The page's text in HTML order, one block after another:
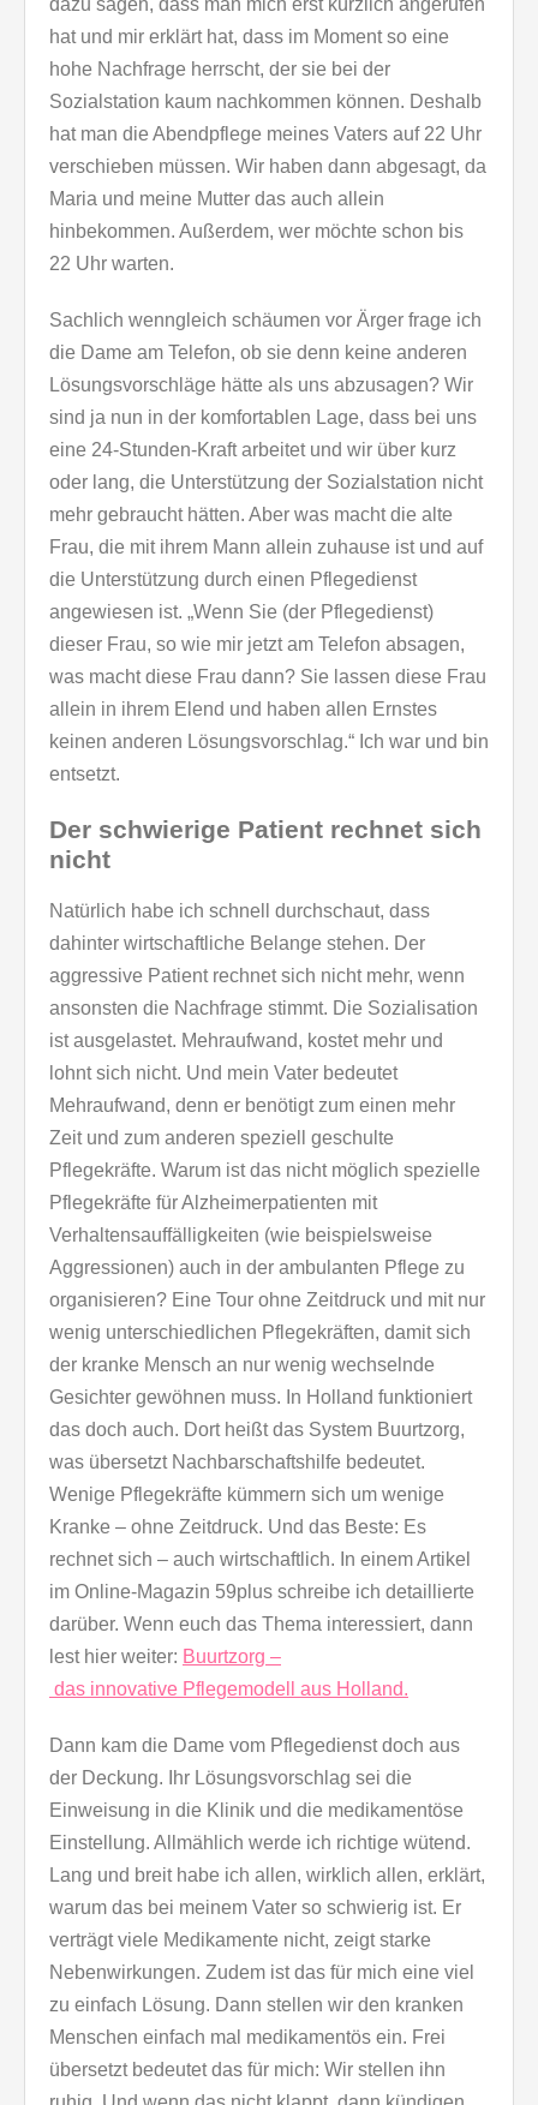
hat und mir erklärt hat, dass im Moment so eine
hohe Nachfrage herrscht, der sie bei der
Sozialstation kaum nachkommen können. Deshalb
hat man die Abendpflege meines Vaters auf 22 Uhr
verschieben müssen. Wir haben dann abgesagt, da
Maria und meine Mutter das auch allein
hinbekommen. Außerdem, wer möchte schon bis
22 Uhr warten.
Sachlich wenngleich schäumen vor Ärger frage ich
die Dame am Telefon, ob sie denn keine anderen
Lösungsvorschläge hätte als uns abzusagen? Wir
sind ja nun in der komfortablen Lage, dass bei uns
eine 24-Stunden-Kraft arbeitet und wir über kurz
oder lang, die Unterstützung der Sozialstation nicht
mehr gebraucht hätten. Aber was macht die alte
Frau, die mit ihrem Mann allein zuhause ist und auf
die Unterstützung durch einen Pflegedienst
angewiesen ist. „Wenn Sie (der Pflegedienst)
dieser Frau, so wie mir jetzt am Telefon absagen,
was macht diese Frau dann? Sie lassen diese Frau
allein in ihrem Elend und haben allen Ernstes
keinen anderen Lösungsvorschlag.“ Ich war und bin
entsetzt.
Der schwierige Patient rechnet sich
nicht
Natürlich habe ich schnell durchschaut, dass
dahinter wirtschaftliche Belange stehen. Der
aggressive Patient rechnet sich nicht mehr, wenn
ansonsten die Nachfrage stimmt. Die Sozialisation
ist ausgelastet. Mehraufwand, kostet mehr und
lohnt sich nicht. Und mein Vater bedeutet
Mehraufwand, denn er benötigt zum einen mehr
Zeit und zum anderen speziell geschulte
Pflegekräfte. Warum ist das nicht möglich spezielle
Pflegekräfte für Alzheimerpatienten mit
Verhaltensauffälligkeiten (wie beispielsweise
Aggressionen) auch in der ambulanten Pflege zu
organisieren? Eine Tour ohne Zeitdruck und mit nur
wenig unterschiedlichen Pflegekräften, damit sich
der kranke Mensch an nur wenig wechselnde
Gesichter gewöhnen muss. In Holland funktioniert
das doch auch. Dort heißt das System Buurtzorg,
was übersetzt Nachbarschaftshilfe bedeutet.
Wenige Pflegekräfte kümmern sich um wenige
Kranke – ohne Zeitdruck. Und das Beste: Es
rechnet sich – auch wirtschaftlich. In einem Artikel
im Online-Magazin 59plus schreibe ich detaillierte
darüber. Wenn euch das Thema interessiert, dann
lest hier weiter: Buurtzorg –
das innovative Pflegemodell aus Holland.
Dann kam die Dame vom Pflegedienst doch aus
der Deckung. Ihr Lösungsvorschlag sei die
Einweisung in die Klinik und die medikamentöse
Einstellung. Allmählich werde ich richtige wütend.
Lang und breit habe ich allen, wirklich allen, erklärt,
warum das bei meinem Vater so schwierig ist. Er
verträgt viele Medikamente nicht, zeigt starke
Nebenwirkungen. Zudem ist das für mich eine viel
zu einfach Lösung. Dann stellen wir den kranken
Menschen einfach mal medikamentös ein. Frei
übersetzt bedeutet das für mich: Wir stellen ihn